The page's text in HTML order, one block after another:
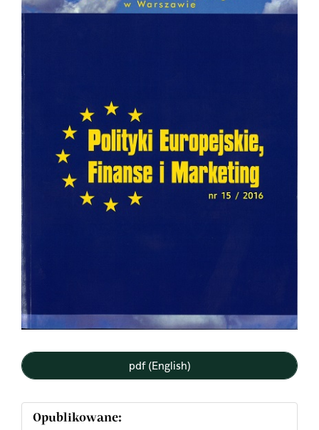
pdf (English)
Opublikowane: